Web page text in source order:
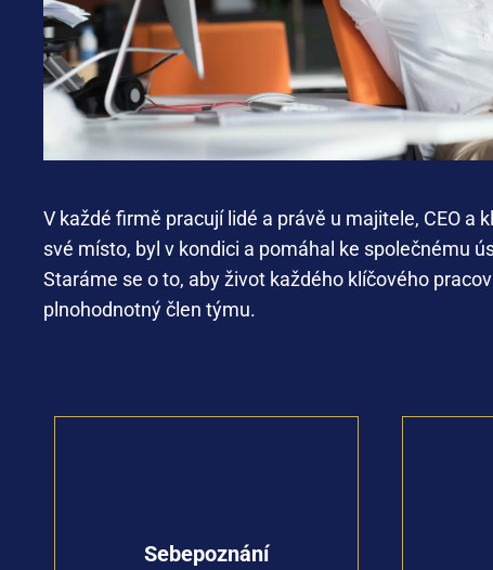
V každé firmě pracují lidé a právě u majitele, CEO a
své místo, byl v kondici a pomáhal ke společnému
Staráme se oto, abyživot každého klíčového
plnohodnotnýčlen týmu.
Sebepoznání
&nbspi v soukromí a využijte jich